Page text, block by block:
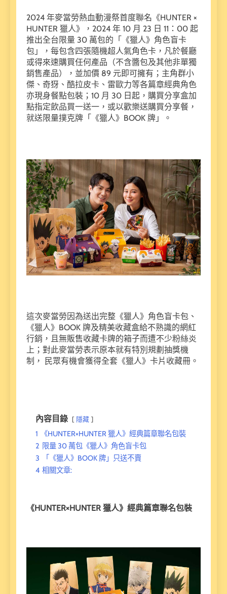
2024 年麥當勞熱血動漫祭首度聯名《HUNTER ×
HUNTER 獵人》，2024 年 10 月 23 日 11：00 起
推出全台限量 30 萬包的「《獵人》角色盲卡
包」，每包含四張隨機超人氣角色卡，凡於餐廳
或得來速購買任何產品（不含醬包及其他非單獨
銷售產品），並加價 89 元即可擁有；主角群小
傑、奇犽、酷拉皮卡、雷歐力等各篇章經典角色
亦現身餐點包裝；10 月 30 日起，購買分享盒加
點指定飲品買一送一，或以歡樂送購買分享餐，
就送限量撲克牌「《獵人》BOOK 牌」。
這次麥當勞因為送出完整《獵人》角色盲卡包、
《獵人》BOOK 牌及精美收藏盒給不熟識的網紅
行銷，且無販售收藏卡牌的箱子而遭不少粉絲炎
上；對此麥當勞表示原本就有特別規劃抽獎機
制， 民眾有機會獲得全套《獵人》卡片收藏冊。
內容目錄 隱藏
1
《HUNTER×HUNTER 獵人》經典篇章聯名包裝
2 限量 30 萬包《獵人》角色盲卡包
3
「《獵人》BOOK 牌」只送不賣
4 相關文章:
《HUNTER×HUNTER 獵人》經典篇章聯名包裝